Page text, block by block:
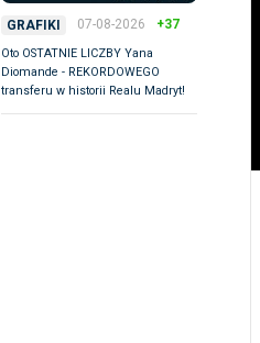
GRAFIKI 07-08-2026 +37
Oto OSTATNIE LICZBY Yana
Diomande - REKORDOWEGO
transferu w historii Realu Madryt!